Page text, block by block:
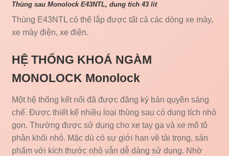
Thùng sau Monolock E43NTL, dung tích 43 lit
Thùng E43NTL có thể lắp được tất cả các dòng xe máy,
xe máy điện, xe điện.
HỆ THỐNG KHOÁ NGÀM
MONOLOCK Monolock
Một hệ thống kết nối đã được đăng ký bản quyền sáng
chế. Được thiết kế nhiều loại thùng sau có dung tích nhỏ
gọn. Thường được sử dụng cho xe tay ga và xe mô tô
phân khối nhỏ. Mặc dù có sự giới hạn về tải trọng, sản
phẩm với kích thước nhỏ vẫn dễ dàng sử dụng. Nhờ